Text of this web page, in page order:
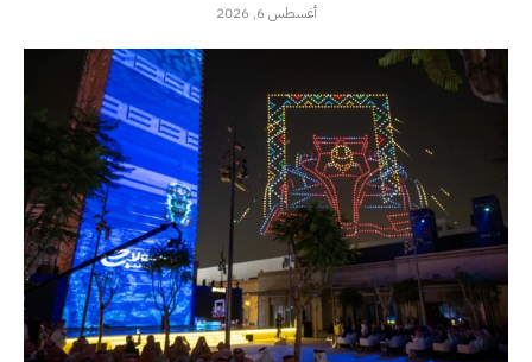
أغسطس 6, 2026